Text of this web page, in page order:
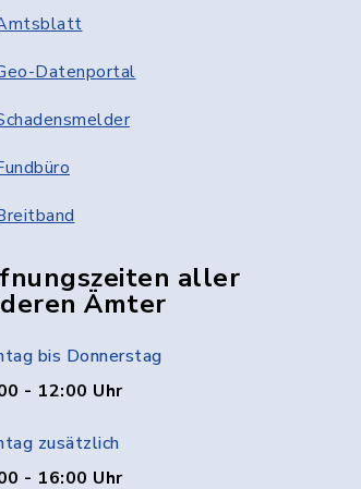
Datenportal
aller
Ämter
bis Donnerstag
- 12:00 Uhr
zusätzlich
- 16:00 Uhr